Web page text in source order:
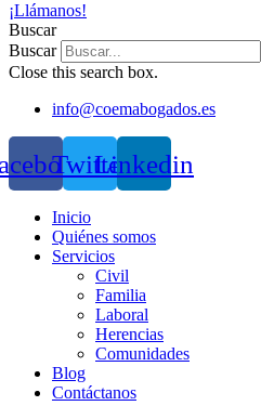
¡Llámanos!
Buscar
Buscar
Close this search box.
info@coemabogados.es
TwitterLinkedin
Inicio
Quiénes somos
Servicios
Civil
Familia
Laboral
Herencias
Comunidades
Blog
Contáctanos